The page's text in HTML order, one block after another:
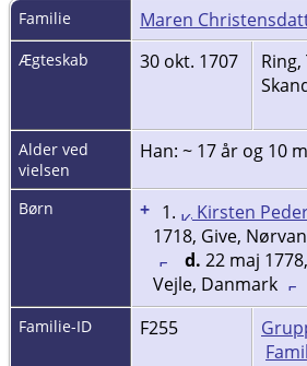
Familie Maren
Ægteskab 30 okt. 1707
Alder ved
vielsen
Han: ~ 17 år og 10
Børn + 1. Kirsten
1718, Give,
d. 22 maj
Vejle, Danmark
Familie-ID F255